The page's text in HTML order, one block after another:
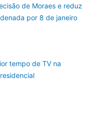
de Moraes e reduz
por 8 de janeiro
tempo de TV na